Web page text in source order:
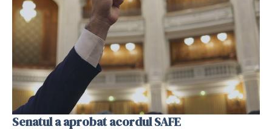
Senatul a aprobat acordul SAFE